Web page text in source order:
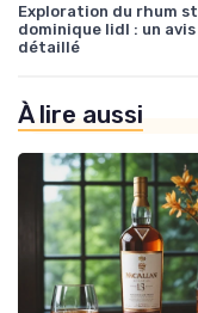
Exploration du rhum st
dominique lidl : un avis
détaillé
À lire aussi